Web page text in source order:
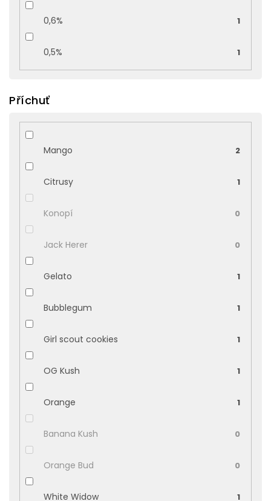
0,6% 1
0,5% 1
Příchuť
Mango 2
Citrusy 1
Konopí 0
Jack Herer 0
Gelato 1
Bubblegum 1
Girl scout cookies 1
OG Kush 1
Orange 1
Banana Kush 0
Orange Bud 0
White Widow 1